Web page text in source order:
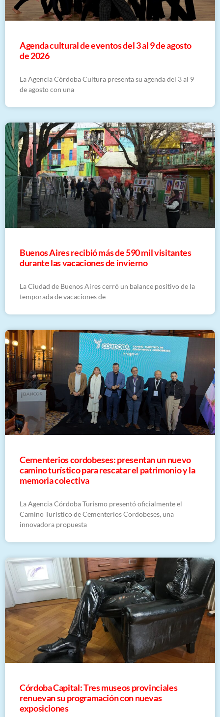
​Agenda cultural de eventos del 3 al 9 de agosto
de 2026
La Agencia Córdoba Cultura presenta su agenda del 3 al 9
de agosto con una
Buenos Aires recibió más de 590 mil visitantes
durante las vacaciones de invierno
La Ciudad de Buenos Aires cerró un balance positivo de la
temporada de vacaciones de
Cementerios cordobeses: presentan un nuevo
camino turístico para rescatar el patrimonio y la
memoria colectiva
La Agencia Córdoba Turismo presentó oficialmente el
Camino Turístico de Cementerios Cordobeses, una
innovadora propuesta
Córdoba Capital: Tres museos provinciales
renuevan su programación con nuevas
exposiciones